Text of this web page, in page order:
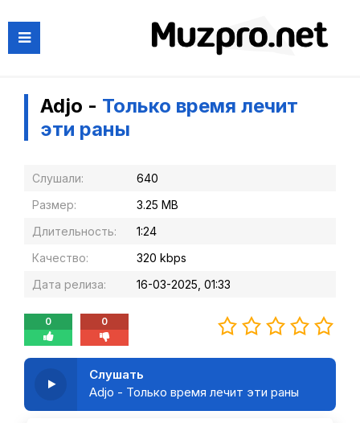
Adjo - Только время лечит
эти раны
Слушали:
640
Размер:
3.25 MB
Длительность:
1:24
Качество:
320 kbps
Дата релиза:
16-03-2025, 01:33
0 0
Слушать
Adjo - Только время лечит эти раны